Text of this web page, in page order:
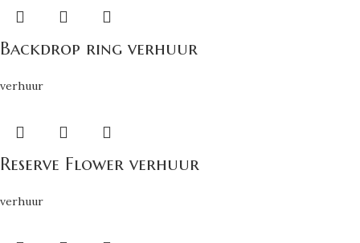
Backdrop ring verhuur
verhuur
Reserve Flower verhuur
verhuur